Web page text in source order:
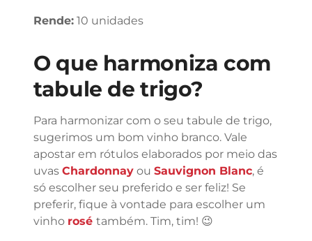
Rende: 10 unidades
O que harmoniza com
tabule de trigo?
Para harmonizar com o seu tabule de trigo,
sugerimos um bom vinho branco. Vale
apostar em rótulos elaborados por meio das
uvas Chardonnay ou Sauvignon Blanc, é
só escolher seu preferido e ser feliz! Se
preferir, fique à vontade para escolher um
vinho rosé também. Tim, tim! 😉